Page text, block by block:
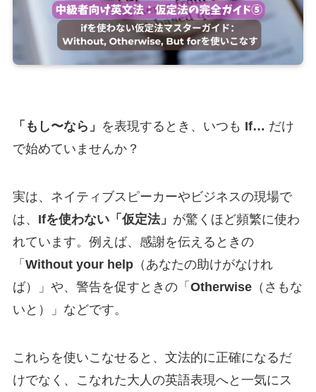
「もし〜なら」 を表現するとき、いつも If… だけ
で始めていませんか？
実は、ネイティブスピーカーやビジネスの現場で
は、 Ifを使わない「仮定法」 が驚くほど頻繁に使わ
れています。例えば、感謝を伝えるときの
「 Without your help（あなたの助けがなけれ
ば）」や、警告を促すときの「 Otherwise（さもな
いと）」などです。
これらを使いこなせると、文法的に正確になるだ
けでなく、こなれた大人の英語表現へと一気にス